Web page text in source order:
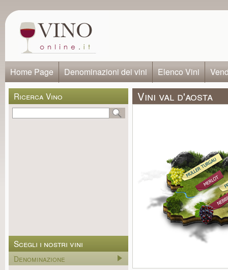
Home Page Denominazioni dei vini Elenco Vini
Ricerca Vino
Scegli i nostri vini
Denominazione
Vini val d'aosta